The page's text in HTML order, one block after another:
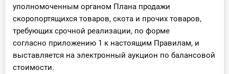
уполномоченным органом Плана продажи
скоропортящихся товаров, скота и прочих товаров,
требующих срочной реализации, по форме
согласно приложению 1 к настоящим Правилам, и
выставляется на электронный аукцион по балансовой
стоимости.